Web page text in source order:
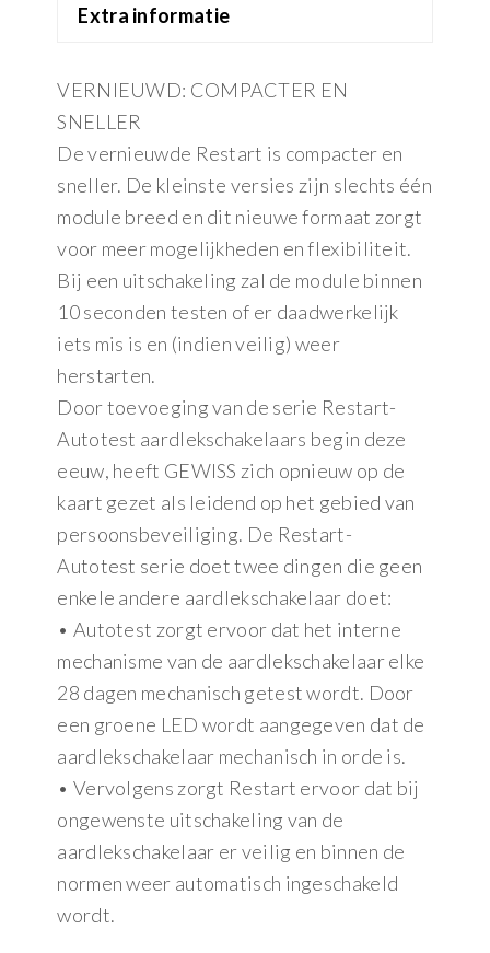
Extra informatie
VERNIEUWD: COMPACTER EN
SNELLER
De vernieuwde Restart is compacter en
sneller. De kleinste versies zijn slechts één
module breed en dit nieuwe formaat zorgt
voor meer mogelijkheden en flexibiliteit.
Bij een uitschakeling zal de module binnen
10 seconden testen of er daadwerkelijk
iets mis is en (indien veilig) weer
herstarten.
Door toevoeging van de serie Restart-
Autotest aardlekschakelaars begin deze
eeuw, heeft GEWISS zich opnieuw op de
kaart gezet als leidend op het gebied van
persoonsbeveiliging. De Restart-
Autotest serie doet twee dingen die geen
enkele andere aardlekschakelaar doet:
• Autotest zorgt ervoor dat het interne
mechanisme van de aardlekschakelaar elke
28 dagen mechanisch getest wordt. Door
een groene LED wordt aangegeven dat de
aardlekschakelaar mechanisch in orde is.
• Vervolgens zorgt Restart ervoor dat bij
ongewenste uitschakeling van de
aardlekschakelaar er veilig en binnen de
normen weer automatisch ingeschakeld
wordt.